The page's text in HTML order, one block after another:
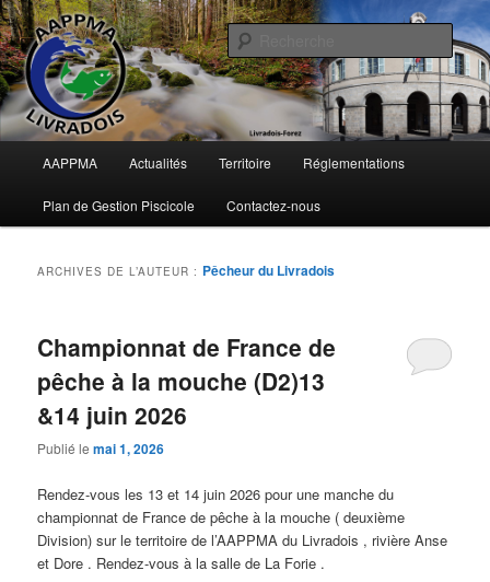
Aller
au
contenu
principal
Aller
au
contenu
secondaireAAPPMA du Livradois
Pêche en Pays d'Ambert
principal
AAPPMA Actualités Territoire Réglementations
Plan de Gestion Piscicole Contactez-nous
ARCHIVES DE L’AUTEUR : Pêcheur du Livradois
Championnat de France de
pêche à la mouche (D2)13
&14 juin 2026
Publié lemai 1, 2026
Rendez-vous les 13 et 14 juin 2026 pour une manche du
championnat de France de pêche à la mouche ( deuxième
Division) sur le territoire de l’AAPPMA du Livradois , rivière Anse
et Dore . Rendez-vous à la salle de La Forie .